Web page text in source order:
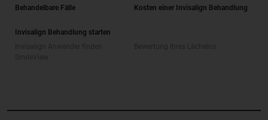
Behandelbare Fälle Kosten einer Invisalign Behandlung
Invisalign Behandlung starten